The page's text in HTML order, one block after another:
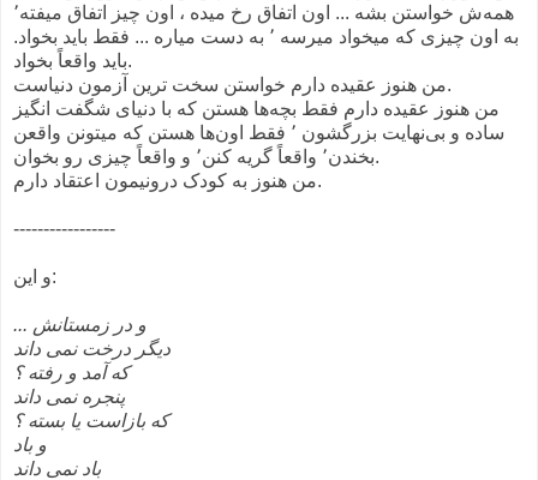
همه‌ش خواستن بشه ... اون اتفاق رخ میده ، اون چیز اتفاق میفته٬
به اون چیزی که میخواد میرسه ٬ به دست میاره ... فقط باید بخواد.
باید واقعاً بخواد.
من هنوز عقیده دارم خواستن سخت ترین آزمون دنیاست.
من هنوز عقیده دارم فقط بچه‌ها هستن که با دنیای شگفت انگیز
ساده و بی‌نهایت بزرگشون ٬ فقط اون‌ها هستن که میتونن واقعن
بخندن٬ واقعاً گریه کنن٬ و واقعاً چیزی رو بخوان.
من هنوز به کودک درونیمون اعتقاد دارم.
-----------------
و این:
... و در زمستانش
ديگر درخت نمی داند
كه آمد و رفته ؟
پنجره نمی داند
كه بازاست يا بسته ؟
و باد
باد نمی داند